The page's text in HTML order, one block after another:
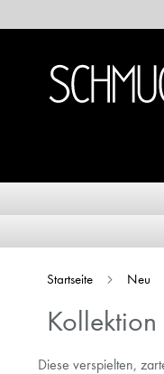
to
Startseite Neu
Diese verspielten,